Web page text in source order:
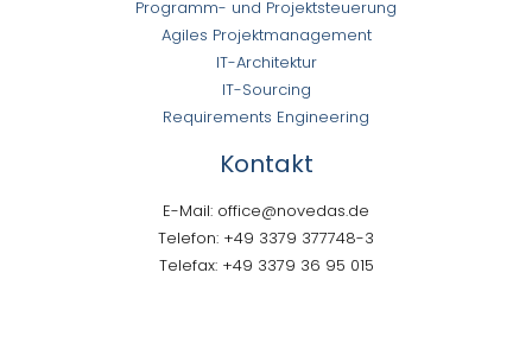
Programm- und Projektsteuerung
Agiles Projektmanagement
IT-Architektur
IT-Sourcing
Requirements Engineering
Kontakt
E-Mail: office@novedas.de
Telefon: +49 3379 377748-3
Telefax: +49 3379 36 95 015